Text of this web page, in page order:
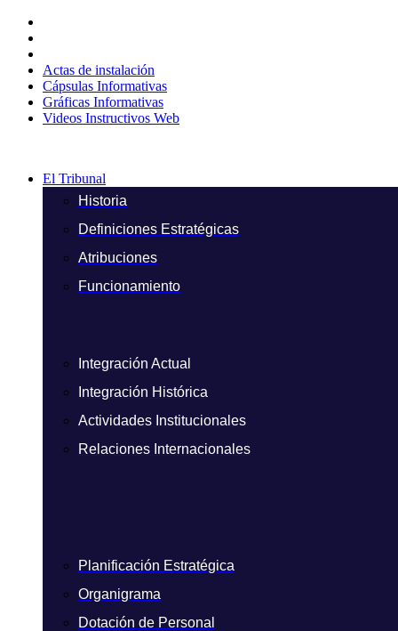
contenido
Actas de instalación
Cápsulas Informativas
Gráficas Informativas
Videos Instructivos Web
El Tribunal
Historia
Definiciones Estratégicas
Atribuciones
Funcionamiento
Integración Actual
Integración Histórica
Actividades Institucionales
Relaciones Internacionales
Planificación Estratégica
Organigrama
Dotación de Personal